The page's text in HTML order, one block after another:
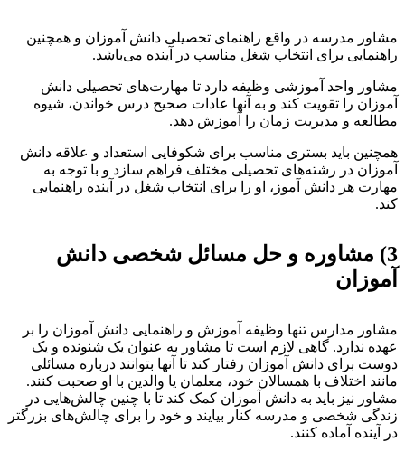
مدرسه در واقع راهنمای تحصیلی دانش آموزان و همچنین
برای انتخاب شغل مناسب در آینده می‌باشد.
واحد آموزشی وظیفه دارد تا مهارت‌های تحصیلی دانش
را تقویت کند و به آنها عادات صحیح درس خواندن، شیوه
و مدیریت زمان را آموزش دهد.
باید بستری مناسب برای شکوفایی استعداد و علاقه دانش
در رشته‌های تحصیلی مختلف فراهم سازد و با توجه به
هر دانش آموز، او را برای انتخاب شغل در آینده راهنمایی
مشاوره و حل مسائل شخصی دانش
مدارس تنها وظیفه آموزش و راهنمایی دانش آموزان را بر
ندارد. گاهی لازم است تا مشاور به عنوان یک شنونده و یک
برای دانش آموزان رفتار کند تا آنها بتوانند درباره مسائلی
اختلاف با همسالان خود، معلمان یا والدین با او صحبت کنند.
نیز باید به دانش آموزان کمک کند تا با چنین چالش‌هایی در
شخصی و مدرسه کنار بیایند و خود را برای چالش‌های بزرگتر
آینده آماده کنند.